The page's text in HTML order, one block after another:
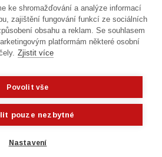
město Olomouc
podpora:
webmaster
Přístupnost,GDPR
Mapa webu
| Freeimages.com
ke shromažďování a analýze informací
zajištění fungování funkcí ze sociálních
obsahu a reklam. Se souhlasem
platformám některé osobní
Zjistit více
Povolit vše
pouze nezbytné
Nastavení
poradit?Zeptejte se našeho
Oldy.